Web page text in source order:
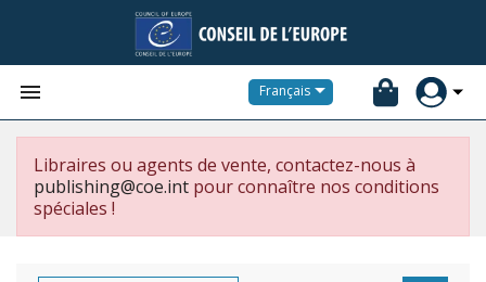
 Français
Libraires ou agents de vente, contactez-nous à
publishing@coe.int pour connaître nos conditions
spéciales !